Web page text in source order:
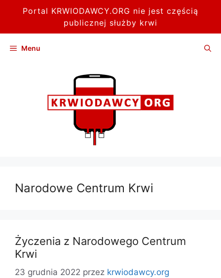
Portal KRWIODAWCY.ORG nie jest częścią
publicznej służby krwi
Menu
Narodowe Centrum Krwi
Życzenia z Narodowego Centrum
Krwi
23 grudnia 2022 przez krwiodawcy.org